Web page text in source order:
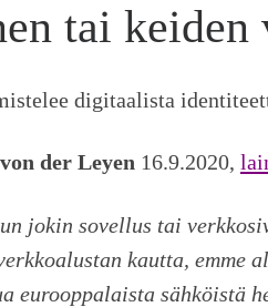
tai keiden
digitaalista
der Leyen 16.9.2020,
jokin sovellus tai
kautta, emme
eurooppalaista sähköistä